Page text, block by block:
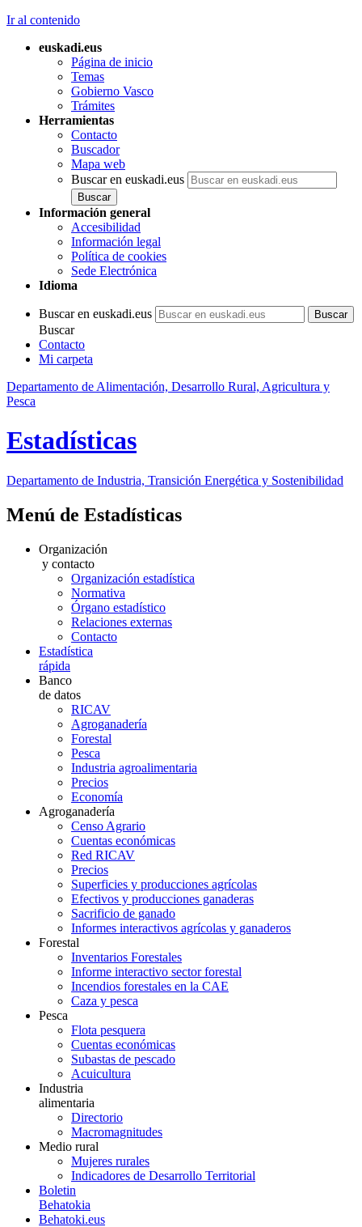
Ir al contenido
euskadi.eus
Página de inicio
Temas
Gobierno Vasco
Trámites
Herramientas
Contacto
Buscador
Mapa web
Buscar en euskadi.eus
Información general
Accesibilidad
Información legal
Política de cookies
Sede Electrónica
Idioma
Buscar en euskadi.eus
Buscar
Contacto
Mi carpeta
Departamento de Alimentación, Desarrollo Rural, Agricultura y
Pesca
Estadísticas
Departamento de Industria, Transición Energética y Sostenibilidad
Menú de Estadísticas
Organización
y contacto
Organización estadística
Normativa
Órgano estadístico
Relaciones externas
Contacto
Estadística
rápida
Banco
de datos
RICAV
Agroganadería
Forestal
Pesca
Industria agroalimentaria
Precios
Economía
Agroganadería
Censo Agrario
Cuentas económicas
Red RICAV
Precios
Superficies y producciones agrícolas
Efectivos y producciones ganaderas
Sacrificio de ganado
Informes interactivos agrícolas y ganaderos
Forestal
Inventarios Forestales
Informe interactivo sector forestal
Incendios forestales en la CAE
Caza y pesca
Pesca
Flota pesquera
Cuentas económicas
Subastas de pescado
Acuicultura
Industria
alimentaria
Directorio
Macromagnitudes
Medio rural
Mujeres rurales
Indicadores de Desarrollo Territorial
Boletin
Behatokia
Behatoki.eus